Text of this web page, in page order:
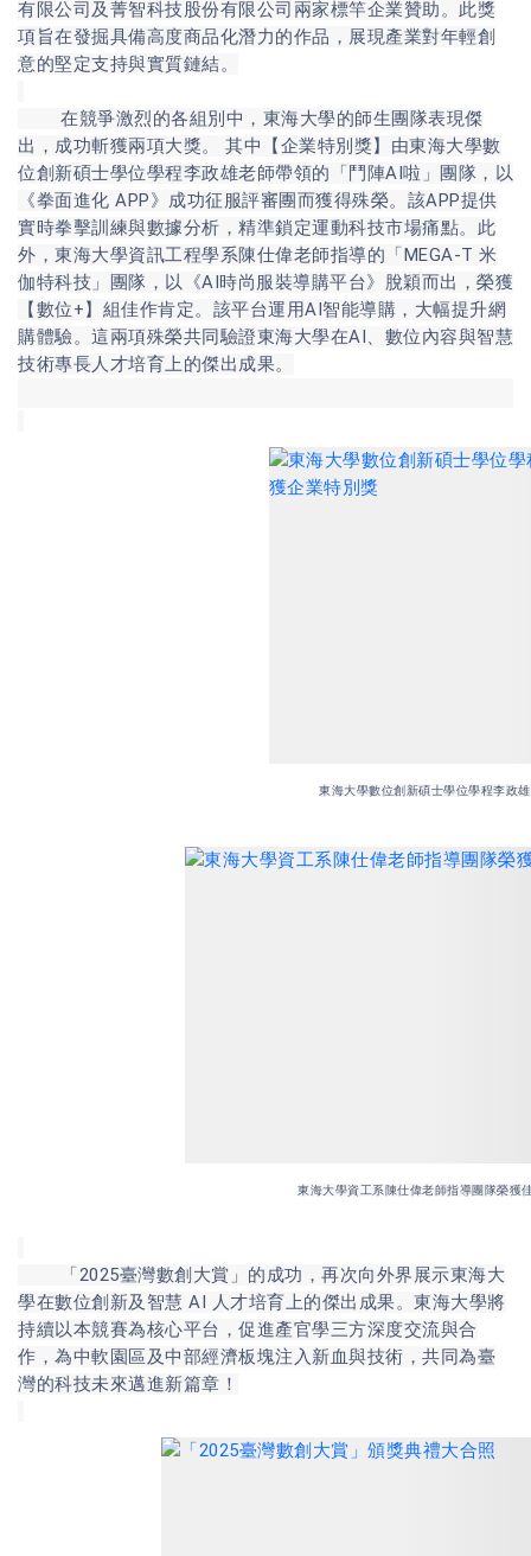
有限公司及菁智科技股份有限公司兩家標竿企業贊助。此獎
項旨在發掘具備高度商品化潛力的作品，展現產業對年輕創
意的堅定支持與實質鏈結。
在競爭激烈的各組別中，東海大學的師生團隊表現傑
出，成功斬獲兩項大獎。 其中【企業特別獎】由東海大學數
位創新碩士學位學程李政雄老師帶領的「鬥陣AI啦」團隊，以
《拳面進化 APP》成功征服評審團而獲得殊榮。該APP提供
實時拳擊訓練與數據分析，精準鎖定運動科技市場痛點。此
外，東海大學資訊工程學系陳仕偉老師指導的「MEGA-T 米
伽特科技」團隊，以《AI時尚服裝導購平台》脫穎而出，榮獲
【數位+】組佳作肯定。該平台運用AI智能導購，大幅提升網
購體驗。這兩項殊榮共同驗證東海大學在AI、數位內容與智慧
技術專長人才培育上的傑出成果。
東海大學數位創新碩士學位學程李政
東海大學資工系陳仕偉老師指導團隊榮獲
「2025臺灣數創大賞」的成功，再次向外界展示東海大
學在數位創新及智慧 AI 人才培育上的傑出成果。東海大學將
持續以本競賽為核心平台，促進產官學三方深度交流與合
作，為中軟園區及中部經濟板塊注入新血與技術，共同為臺
灣的科技未來邁進新篇章！